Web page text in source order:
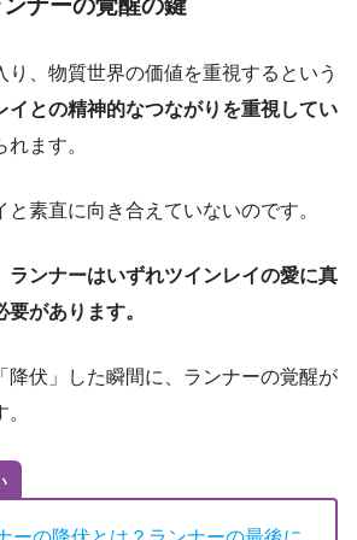
り、物質世界の価値を重視するという
イとの精神的なつながりを重視してい
れます。
素直に向き合えていないのです。
ランナーはいずれツインレイの愛に真
があります。
降伏」した瞬間に、ランナーの覚醒が